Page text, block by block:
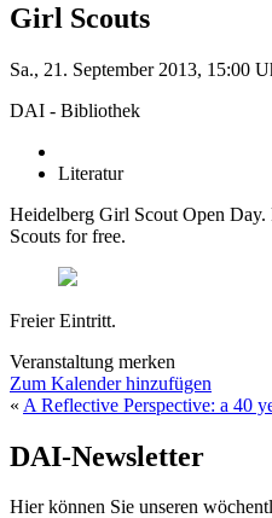
Girl Scouts
Sa., 21. September 2013, 15:00
DAI - Bibliothek
Literatur
Heidelberg Girl Scout Open
Scouts for free.
Freier Eintritt.
Veranstaltung merken
Zum Kalender hinzufügen
« A Reflective Perspective: a 40
DAI-Newsletter
Hier können Sie unseren